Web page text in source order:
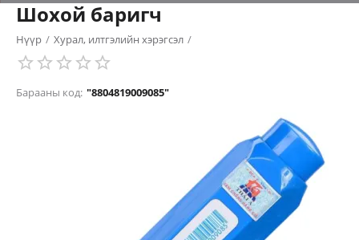
Шохой баригч
Нүүр / Хурал, илтгэлийн хэрэгсэл /
Барааны код: "8804819009085"